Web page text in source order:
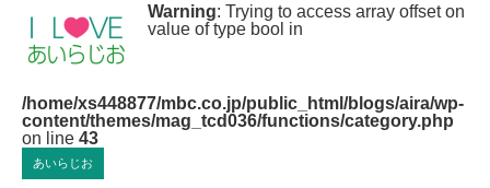
Warning: Trying to access array offset on
value of type bool in
/home/xs448877/mbc.co.jp/public_html/blogs/aira/wp-
content/themes/mag_tcd036/functions/category.php
on line 43
あいらじお